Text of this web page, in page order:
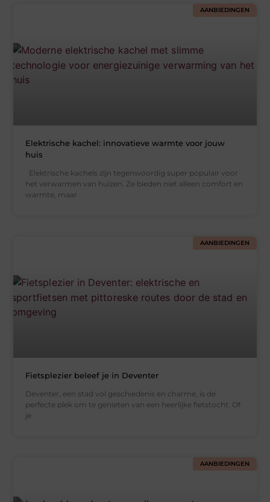
AANBIEDINGEN
Elektrische kachel: innovatieve warmte voor jouw
huis
Elektrische kachels zijn tegenwoordig super populair voor
het verwarmen van huizen. Ze bieden niet alleen comfort en
warmte, maar
AANBIEDINGEN
Fietsplezier beleef je in Deventer
Deventer, een stad vol geschiedenis en charme, is de
perfecte plek om te genieten van een heerlijke fietstocht. Of
je
AANBIEDINGEN